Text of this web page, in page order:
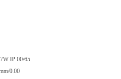
7W IP 00/65
0.00